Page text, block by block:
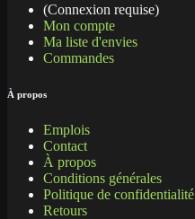
(Connexion requise)
Mon compte
Ma liste d'envies
Commandes
À propos
Emplois
Contact
À propos
Conditions générales
Politique de confidentialité
Retours